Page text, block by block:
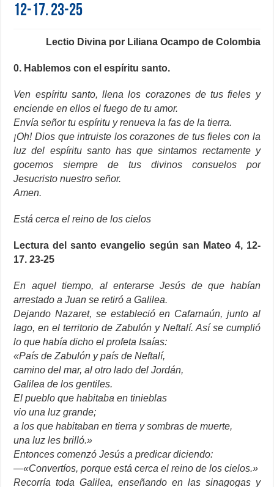
12-17. 23-25
Lectio Divina por Liliana Ocampo de Colombia
0. Hablemos con el espíritu santo.
Ven espíritu santo, llena los corazones de tus fieles y
enciende en ellos el fuego de tu amor.
Envía señor tu espíritu y renueva la fas de la tierra.
¡Oh! Dios que intruiste los corazones de tus fieles con la
luz del espíritu santo has que sintamos rectamente y
gocemos siempre de tus divinos consuelos por
Jesucristo nuestro señor.
Amen.
Está cerca el reino de los cielos
Lectura del santo evangelio según san Mateo 4, 12-
17. 23-25
En aquel tiempo, al enterarse Jesús de que habían
arrestado a Juan se retiró a Galilea.
Dejando Nazaret, se estableció en Cafarnaún, junto al
lago, en el territorio de Zabulón y Neftalí. Así se cumplió
lo que había dicho el profeta Isaías:
«País de Zabulón y país de Neftalí,
camino del mar, al otro lado del Jordán,
Galilea de los gentiles.
El pueblo que habitaba en tinieblas
vio una luz grande;
a los que habitaban en tierra y sombras de muerte,
una luz les brilló.»
Entonces comenzó Jesús a predicar diciendo:
—«Convertíos, porque está cerca el reino de los cielos.»
Recorría toda Galilea, enseñando en las sinagogas y